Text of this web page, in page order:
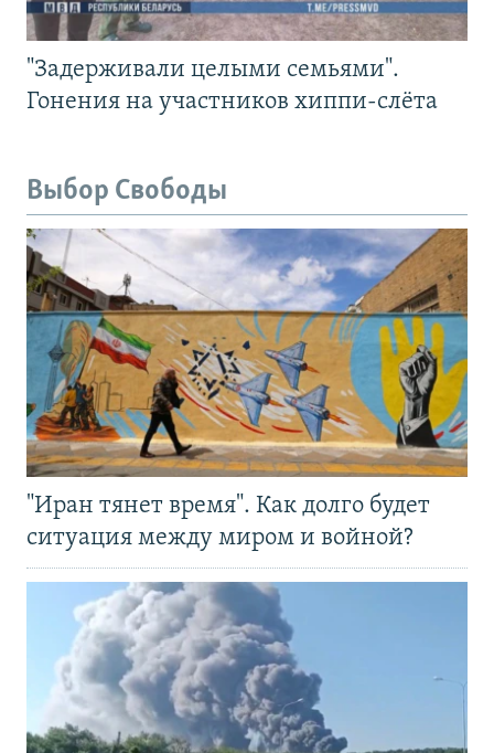
"Задерживали целыми семьями".
Гонения на участников хиппи-слёта
Выбор Свободы
"Иран тянет время". Как долго будет
ситуация между миром и войной?